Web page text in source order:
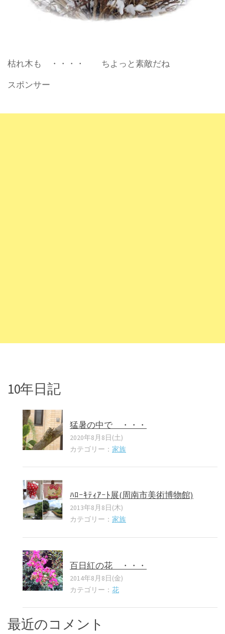
枯れ木も ・・・・ ちよっと素敵だね
スポンサー
10年日記
猛暑の中で ・・・
2020年8月8日(土)
カテゴリー： 家族
ﾊﾛｰｷﾃｨｱｰﾄ展(周南市美術博物館)
2013年8月8日(木)
カテゴリー： 家族
百日紅の花 ・・・
2014年8月8日(金)
カテゴリー： 花
最近のコメント